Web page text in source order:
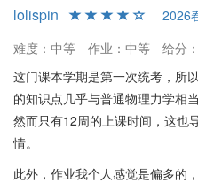
lolispin
2026
难度：中等
作业：中等 给分
这门课本学期是第一次统考，所
的知识点几乎与普通物理力学相
然而只有12周的上课时间，这也
情。
此外，作业我个人感觉是偏多的